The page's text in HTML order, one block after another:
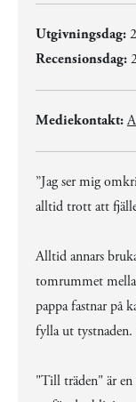
Utgivningsdag:
Recensionsdag:
Mediekontakt:
”Jag ser mig
alltid trott att
Alltid annars
tomrummet
pappa fastnar på
fylla ut tystnaden.
"Till träden" är